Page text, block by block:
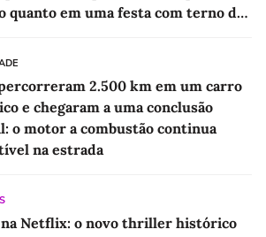
quanto em uma festa com terno de
2.500 km em um carro
e chegaram a uma conclusão
o motor a combustão continua
na estrada
Netflix: o novo thriller histórico